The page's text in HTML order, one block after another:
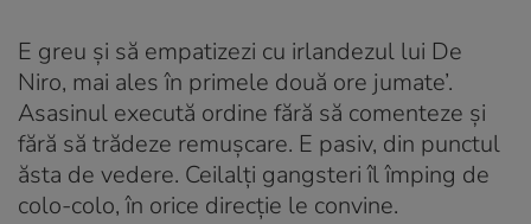
E greu și să empatizezi cu irlandezul lui De
Niro, mai ales în primele două ore jumate’.
Asasinul execută ordine fără să comenteze și
fără să trădeze remușcare. E pasiv, din punctul
ăsta de vedere. Ceilalți gangsteri îl împing de
colo-colo, în orice direcție le convine.